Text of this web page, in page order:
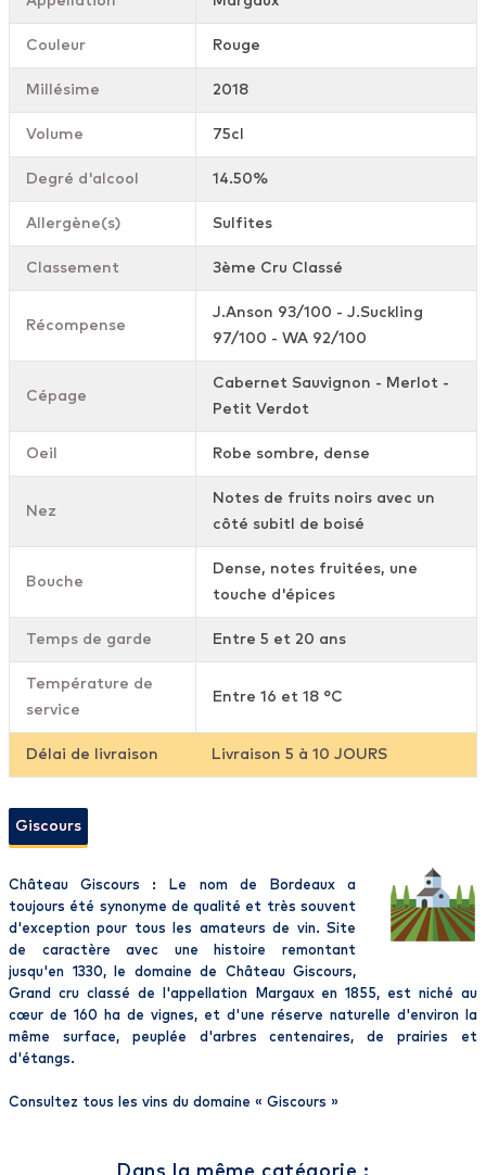
Couleur Rouge
Millésime 2018
Volume 75cl
Degré d'alcool 14.50%
Allergène(s) Sulfites
Classement 3ème Cru Classé
Récompense
J.Anson 93/100 - J.Suckling
97/100 - WA 92/100
Cépage
Cabernet Sauvignon - Merlot -
Petit Verdot
Oeil Robe sombre, dense
Nez
Notes de fruits noirs avec un
côté subitl de boisé
Bouche
Dense, notes fruitées, une
touche d'épices
Temps de garde Entre 5 et 20 ans
Température de
service
Entre 16 et 18 °C
Délai de livraison Livraison 5 à 10 JOURS
Giscours
Château Giscours : Le nom de Bordeaux a
toujours été synonyme de qualité et très souvent
d'exception pour tous les amateurs de vin. Site
de caractère avec une histoire remontant
jusqu'en 1330, le domaine de Château Giscours,
Grand cru classé de l'appellation Margaux en 1855, est niché au
cœur de 160 ha de vignes, et d'une réserve naturelle d'environ la
même surface, peuplée d'arbres centenaires, de prairies et
d'étangs.
Consultez tous les vins du domaine « Giscours »